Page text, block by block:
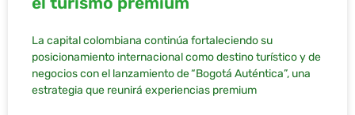
La capital colombiana continúa fortaleciendo su
posicionamiento internacional como destino turístico y de
negocios con el lanzamiento de “Bogotá Auténtica”, una
estrategia que reunirá experiencias premium